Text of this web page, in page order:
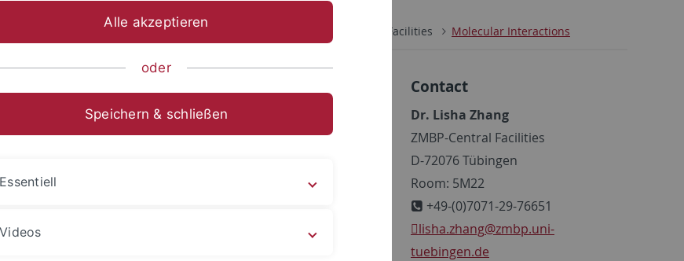
Naturwissenschaftliche Fakultät Fachbereiche Central Facilities Molecular Interactions
Interactions Contact
Dr. Lisha Zhang
ZMBP-Central Facilities
D-72076 Tübingen
Room: 5M22
+49-(0)7071-29-76651
lisha.zhang@zmbp.uni-
tuebingen.de
Alle akzeptieren
oder
Speichern & schließen
Essentiell
Videos